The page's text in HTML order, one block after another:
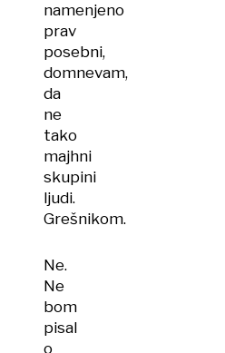
namenjeno
prav
posebni,
domnevam,
da
ne
tako
majhni
skupini
ljudi.
Grešnikom.
Ne.
Ne
bom
pisal
o